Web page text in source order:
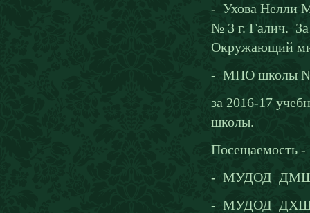
- Ухова Нелли
№ 3 г. Галич. За
Окружающий
- МНО школы №
за 2016-17
школы.
Посещаемость -
- МУДОД ДМШ г.
- МУДОД ДХШ г.